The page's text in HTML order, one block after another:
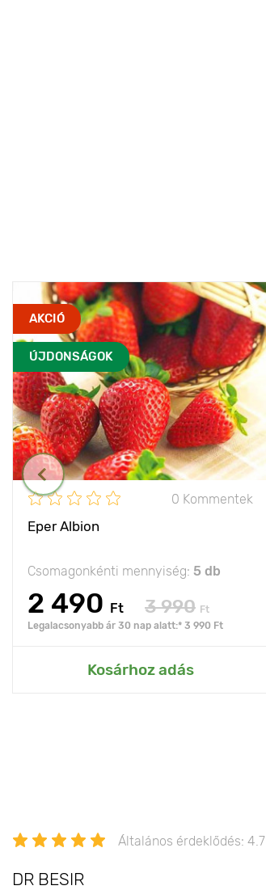
AKCIÓ
ÚJDONSÁGOK
0 Kommentek
Eper Albion
Csomagonkénti mennyiség: 5 db
2 490 Ft 3 990 Ft
Legalacsonyabb ár 30 nap alatt:* 3 990 Ft
Kosárhoz adás
Általános érdeklődés: 4.7
DR BESIR